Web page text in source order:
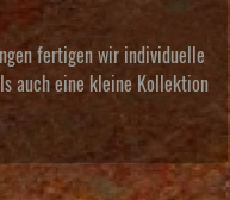
fertigen wir individuelle
auch eine kleine Kollektion